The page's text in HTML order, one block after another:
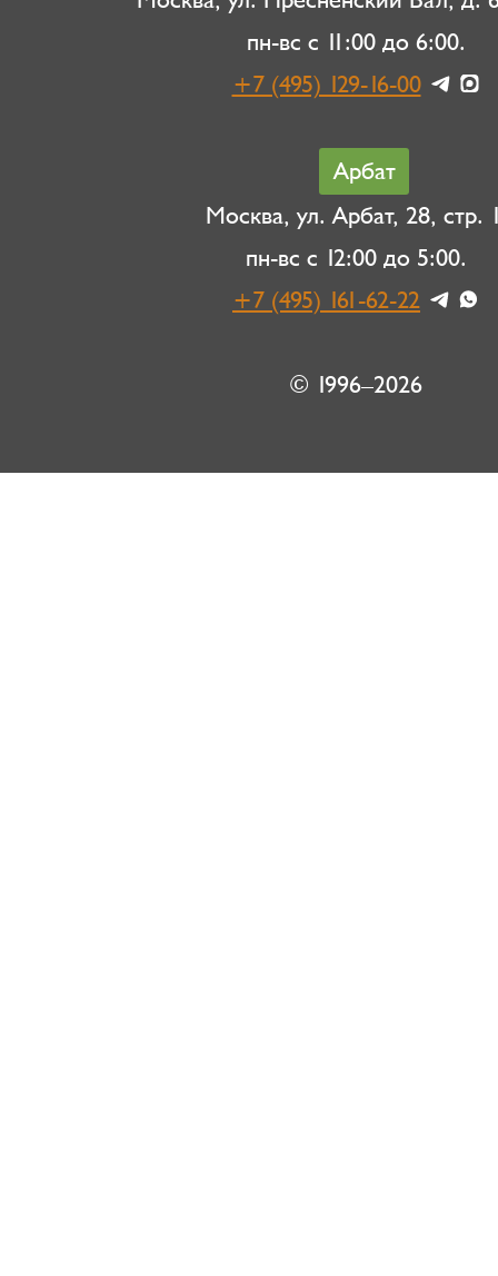
пн-вс с 11:00 до 6:00.
+7 (495) 129-16-00
Арбат
Москва, ул. Арбат, 28, стр.
пн-вс с 12:00 до 5:00.
+7 (495) 161-62-22
© 1996–2026